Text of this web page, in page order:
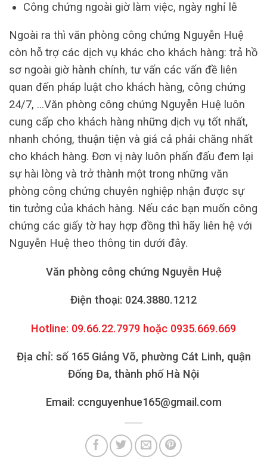
Công chứng ngoài giờ làm việc, ngày nghỉ lễ
Ngoài ra thì văn phòng công chứng Nguyễn Huệ
còn hỗ trợ các dịch vụ khác cho khách hàng: trả hồ
sơ ngoài giờ hành chính, tư vấn các vấn đề liên
quan đến pháp luật cho khách hàng, công chứng
24/7, …Văn phòng công chứng Nguyễn Huệ luôn
cung cấp cho khách hàng những dịch vụ tốt nhất,
nhanh chóng, thuận tiện và giá cả phải chăng nhất
cho khách hàng. Đơn vị này luôn phấn đấu đem lại
sự hài lòng và trở thành một trong những văn
phòng công chứng chuyên nghiệp nhận được sự
tin tưởng của khách hàng. Nếu các bạn muốn công
chứng các giấy tờ hay hợp đồng thì hãy liên hệ với
Nguyễn Huệ theo thông tin dưới đây.
Văn phòng công chứng Nguyễn Huệ
Điện thoại: 024.3880.1212
Hotline: 09.66.22.7979 hoặc 0935.669.669
Địa chỉ: số 165 Giảng Võ, phường Cát Linh, quận
Đống Đa, thành phố Hà Nội
Email: ccnguyenhue165@gmail.com